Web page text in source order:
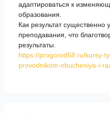
адаптироваться к
образования.
Как результат существенно
преподавания, что
результаты.
https://progorod58.ru/kursy-
provodnikom-obucheniya-i-